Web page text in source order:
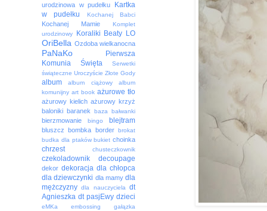
urodzinowa w pudełku
Kartka
w pudełku
Kochanej Babci
Kochanej Mamie
Komplet
urodzinowy
Koraliki Beaty LO
OriBella Ozdoba wielkanocna
PaNaKo
Pierwsza
Komunia Święta
Serwetki
świąteczne Uroczyście Złote Gody
album album ciążowy
album
komunijny art book ażurowe tło
ażurowy kielich ażurowy krzyż
baloniki baranek baza bałwanki
bierzmowanie bingo blejtram
bluszcz bombka border brokat
budka dla ptaków bukiet choinka
chrzest chusteczkownik
czekoladownik decoupage
dekor dekoracja dla chłopca
dla dziewczynki dla mamy dla
mężczyzny dla nauczyciela dt
Agnieszka dt pasjEwy dzieci
eMKa embossing gałązka